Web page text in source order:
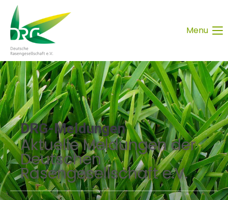
Menu
DRG-Meldungen
Aktuelle Meldungen der
Deutschen
Rasengesellschaft e.V.